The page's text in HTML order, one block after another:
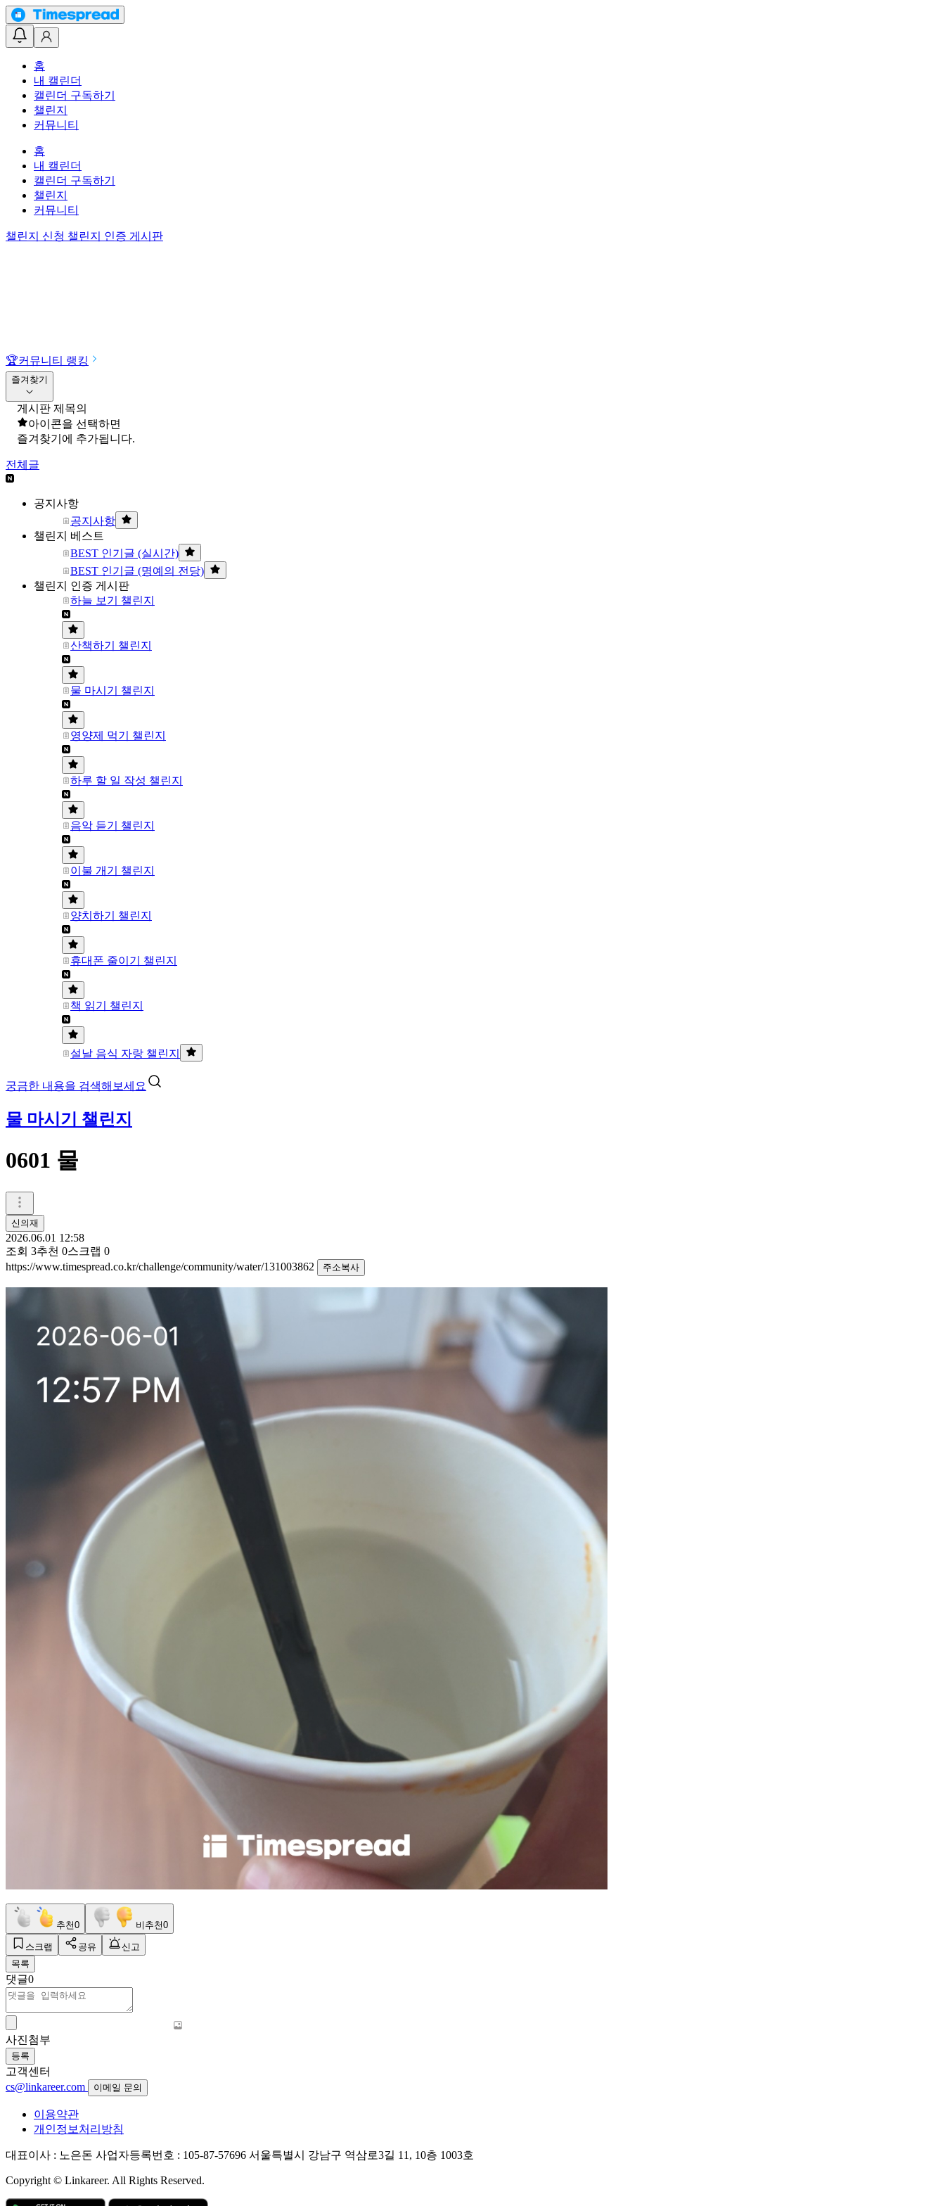
홈
내 캘린더
캘린더 구독하기
챌린지
커뮤니티
홈
내 캘린더
캘린더 구독하기
챌린지
커뮤니티
챌린지 신청 챌린지 인증 게시판
🏆커뮤니티 랭킹
즐겨찾기
게시판 제목의
아이콘을 선택하면
즐겨찾기에 추가됩니다.
전체글
공지사항
공지사항
챌린지 베스트
BEST 인기글 (실시간)
BEST 인기글 (명예의 전당)
챌린지 인증 게시판
하늘 보기 챌린지
산책하기 챌린지
물 마시기 챌린지
영양제 먹기 챌린지
하루 할 일 작성 챌린지
음악 듣기 챌린지
이불 개기 챌린지
양치하기 챌린지
휴대폰 줄이기 챌린지
책 읽기 챌린지
설날 음식 자랑 챌린지
궁금한 내용을 검색해보세요
물 마시기 챌린지
0601 물
신의재
2026.06.01 12:58
조회 3추천 0스크랩 0
https://www.timespread.co.kr/challenge/community/water/131003862
주소복사
추천0 비추천0
스크랩 공유
신고
목록
댓글0
사진첨부
등록
고객센터
cs@linkareer.com
이메일 문의
이용약관
개인정보처리방침
대표이사 : 노은돈 사업자등록번호 : 105-87-57696 서울특별시 강남구 역삼로3길 11, 10층 1003호
Copyright © Linkareer. All Rights Reserved.